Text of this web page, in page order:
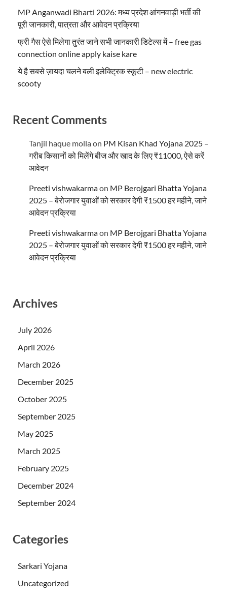
MP Anganwadi Bharti 2026: मध्य प्रदेश आंगनवाड़ी भर्ती की
पूरी जानकारी, पात्रता और आवेदन प्रक्रिया
फ्री गैस ऐसे मिलेगा तुरंत जाने सभी जानकारी डिटेल्स में – free gas
connection online apply kaise kare
ये है सबसे ज़ायदा चलने बली इलेक्ट्रिक स्कूटी – new electric
scooty
Recent Comments
Tanjil haque mollaon PM Kisan Khad Yojana 2025 –
गरीब किसानों को मिलेंगे बीज और खाद के लिए ₹11000, ऐसे करें
आवेदन
Preeti vishwakarmaon MP Berojgari Bhatta Yojana
2025 – बेरोजगार युवाओं को सरकार देगी ₹1500 हर महीने, जाने
आवेदन प्रक्रिया
Preeti vishwakarmaon MP Berojgari Bhatta Yojana
2025 – बेरोजगार युवाओं को सरकार देगी ₹1500 हर महीने, जाने
आवेदन प्रक्रिया
Archives
July 2026
April 2026
March 2026
December 2025
October 2025
September 2025
May 2025
March 2025
February 2025
December 2024
September 2024
Categories
Sarkari Yojana
Uncategorized